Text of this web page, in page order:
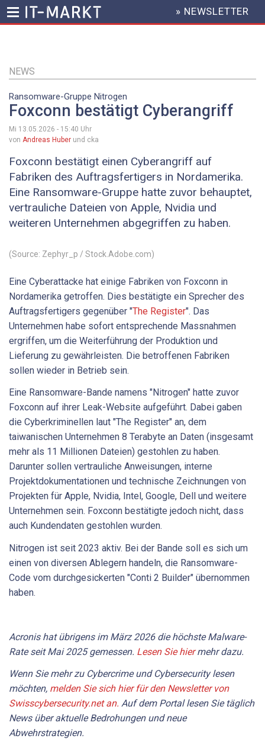
Inhalt
HEADER
MENU
» NEWSLETTER
NEWS
Ransomware-Gruppe Nitrogen
Foxconn bestätigt Cyberangriff
Mi 13.05.2026 - 15:40 Uhr
von Andreas Huber und cka
Foxconn bestätigt einen Cyberangriff auf
Fabriken des Auftragsfertigers in Nordamerika.
Eine Ransomware-Gruppe hatte zuvor behauptet,
vertrauliche Dateien von Apple, Nvidia und
weiteren Unternehmen abgegriffen zu haben.
(Source: Zephyr_p / Stock.Adobe.com)
Eine Cyberattacke hat einige Fabriken von Foxconn in
Nordamerika getroffen. Dies bestätigte ein Sprecher des
Auftragsfertigers gegenüber "The Register". Das
Unternehmen habe sofort entsprechende Massnahmen
ergriffen, um die Weiterführung der Produktion und
Lieferung zu gewährleisten. Die betroffenen Fabriken
sollen wieder in Betrieb sein.
Eine Ransomware-Bande namens "Nitrogen" hatte zuvor
Foxconn auf ihrer Leak-Website aufgeführt. Dabei gaben
die Cyberkriminellen laut "The Register" an, dem
taiwanischen Unternehmen 8 Terabyte an Daten (insgesamt
mehr als 11 Millionen Dateien) gestohlen zu haben.
Darunter sollen vertrauliche Anweisungen, interne
Projektdokumentationen und technische Zeichnungen von
Projekten für Apple, Nvidia, Intel, Google, Dell und weitere
Unternehmen sein. Foxconn bestätigte jedoch nicht, dass
auch Kundendaten gestohlen wurden.
Nitrogen ist seit 2023 aktiv. Bei der Bande soll es sich um
einen von diversen Ablegern handeln, die Ransomware-
Code vom durchgesickerten "Conti 2 Builder" übernommen
haben.
Acronis hat übrigens im März 2026 die höchste Malware-
Rate seit Mai 2025 gemessen. Lesen Sie hiermehr dazu.
Wenn Sie mehr zu Cybercrime und Cybersecurity lesen
möchten, melden Sie sich hier für den Newsletter von
Swisscybersecurity.net an. Auf dem Portal lesen Sie täglich
News über aktuelle Bedrohungen und neue
Abwehrstrategien.